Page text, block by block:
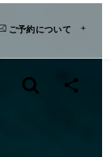
ご予約について